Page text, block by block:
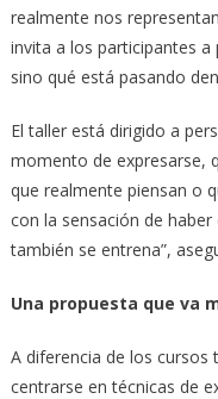
realmente nos
invita a los participantes
sino qué está pasando
El taller está dirigido a
momento de expresarse,
que realmente piensan o
con la sensación de
también se entrena”,
Una propuesta que va
A diferencia de los cursos
centrarse en técnicas de